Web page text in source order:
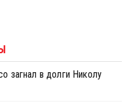
загнал в долги Николу